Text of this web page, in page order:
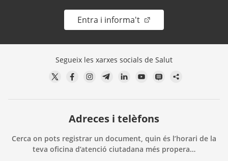
Entra i informa't . Obre en una nova
Segueix les xarxes socials de Salut
Adreces i telèfons
Cerca on pots registrar un document, quin és l’horari de la
teva oficina d’atenció ciutadana més propera…